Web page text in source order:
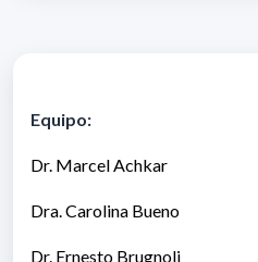
Equipo:
Dr. Marcel Achkar
Dra. Carolina Bueno
Dr. Ernesto Brugnoli